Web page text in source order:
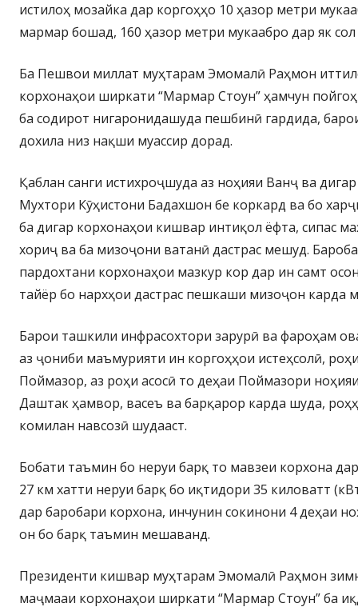
истилоҳ мозайка дар коргоҳҳо 10 ҳазор метри
мармар бошад, 160 ҳазор метри мукаабро дар як
Ба Пешвои миллат муҳтарам Эмомалӣ Раҳмон
корхонаҳои ширкати “Мармар Стоун” ҳамчун
ба содирот нигаронидашуда пешбинӣ гардида,
дохила низ нақши муассир дорад.
Қаблан санги истихроҷшуда аз ноҳияи Ванҷ ва
Мухтори Кӯҳистони Бадахшон бе коркард ва бо
ба дигар корхонаҳои кишвар интиқол ёфта, сипас
хориҷ ва ба мизоҷони ватанӣ дастрас мешуд.
пардохтани корхонаҳои мазкур кор дар ин самт
тайёр бо нархҳои дастрас пешкаши мизоҷон карда
Барои ташкили инфрасохтори зарурӣ ва фароҳам
аз ҷониби маъмурияти ин коргоҳҳои истеҳсолӣ,
Поймазор, аз роҳи асосӣ то деҳаи Поймазори
Даштак ҳамвор, васеъ ва барқарор карда шуда,
комилан навсозӣ шудааст.
Бобати таъмин бо неруи барқ то мавзеи корхона
27 км хатти неруи барқ бо иқтидори 35 киловатт
дар баробари корхона, инчунин сокинони 4 деҳаи
он бо барқ таъмин мешаванд.
Президенти кишвар муҳтарам Эмомалӣ Раҳмон
маҷмааи корхонаҳои ширкати “Мармар Стоун” ба